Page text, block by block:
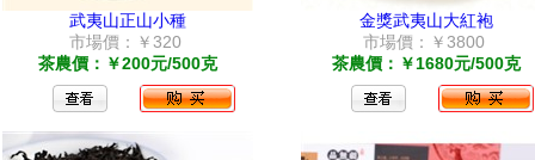
武夷山正山小種
市場價：￥320
茶農價：￥200元/500克
金獎武夷山大紅袍
市場價：￥3800
茶農價：￥1680元/500克